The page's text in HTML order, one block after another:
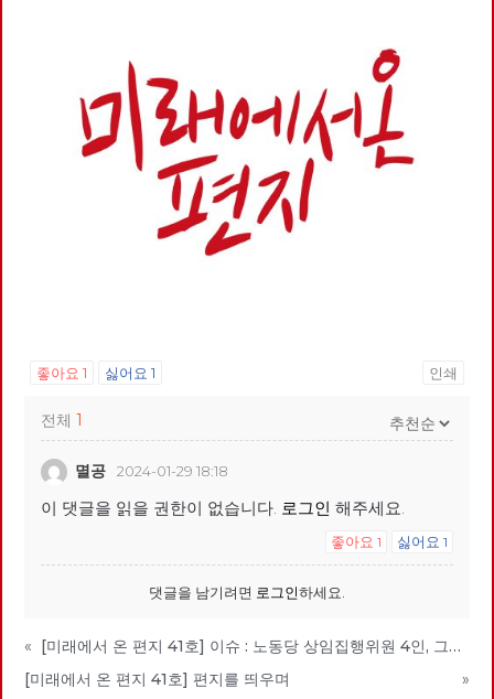
좋아요 1 싫어요 1 인쇄
전체 1
멸공 2024-01-29 18:18
이 댓글을 읽을 권한이 없습니다. 로그인 해주세요.
좋아요 1 싫어요 1
댓글을 남기려면 로그인하세요.
«
[미래에서 온 편지 41호] 이슈 : 노동당 상임집행위원 4인, 그들은 누구인가?
[미래에서 온 편지 41호] 편지를 띄우며
»